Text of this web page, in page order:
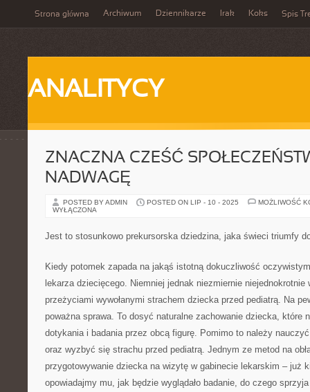
Strona główna Archiwum Dziennikarze Irak Koks Spis
ANALITYCY
ZNACZNA CZEŚĆ
NADWAGĘ
POSTED BY ADMIN POSTED ON LIP - 10 - 2025
MOŻLIWOŚĆ
WYŁĄCZONA
Jest to stosunkowo prekursorska dziedzina, jaka świeci triumfy
Kiedy potomek zapada na jakąś istotną dokuczliwość
lekarza dziecięcego. Niemniej jednak niezmiernie niejednokrotnie
przeżyciami wywołanymi strachem dziecka przed pediatrą. Na
poważna sprawa. To dosyć naturalne zachowanie dziecka, które
dotykania i badania przez obcą figurę. Pomimo to należy
oraz wyzbyć się strachu przed pediatrą. Jednym ze metod na
przygotowywanie dziecka na wizytę w gabinecie lekarskim – już
opowiadajmy mu, jak będzie wyglądało badanie, do czego